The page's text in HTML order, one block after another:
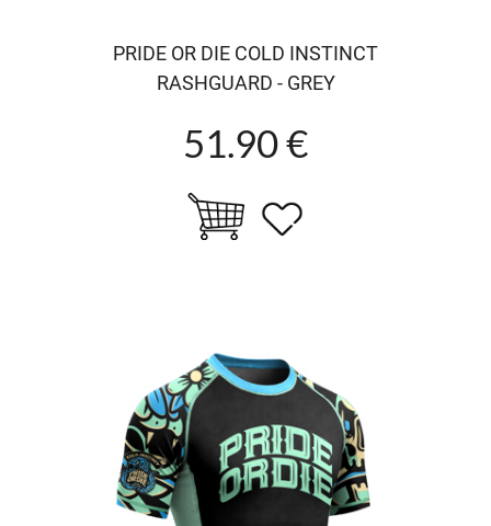
PRIDE OR DIE COLD INSTINCT
RASHGUARD - GREY
51.90 €